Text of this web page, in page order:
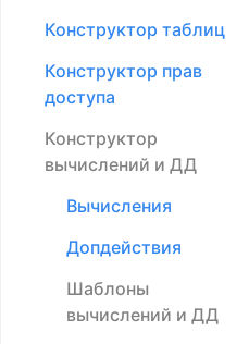
Конструктор таблиц
Конфигурация
Создание категорий и
таблиц
Создание полей
Подтаблицы
Доптаблицы
Конструктор прав
доступа
Доступ к действиям в
таблице
Доступ к элементам в
доступа
Конструктор
вычислений и ДД
Вычисления
Допдействия
Шаблоны
вычислений и ДД